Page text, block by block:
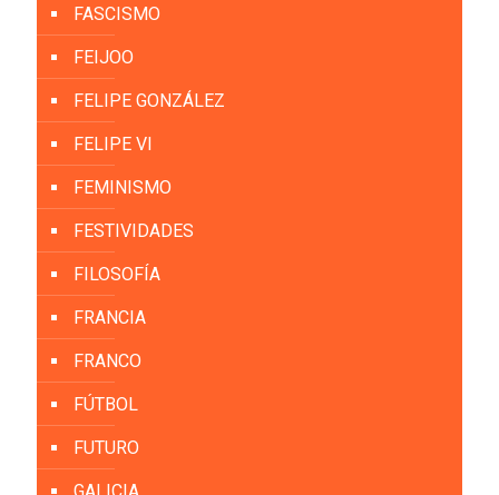
FASCISMO
FEIJOO
FELIPE GONZÁLEZ
FELIPE VI
FEMINISMO
FESTIVIDADES
FILOSOFÍA
FRANCIA
FRANCO
FÚTBOL
FUTURO